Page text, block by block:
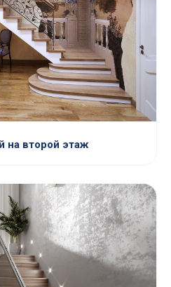
на второй этаж